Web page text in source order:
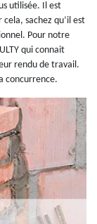
utilisée. Il est
sachez qu’il est
Pour notre
qui connait
rendu de travail.
concurrence.